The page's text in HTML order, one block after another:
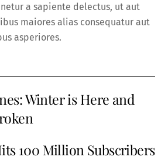
a sapiente delectus, ut aut
maiores alias consequatur aut
asperiores.
Winter is Here and
100 Million Subscribers